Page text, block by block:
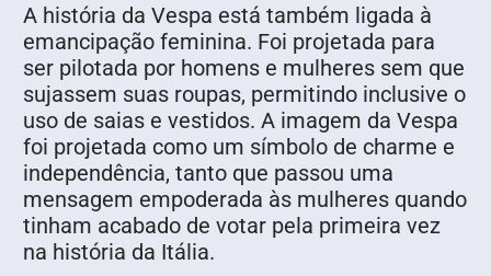
A história da Vespa está também ligada à
emancipação feminina. Foi projetada para
ser pilotada por homens e mulheres sem que
sujassem suas roupas, permitindo inclusive o
uso de saias e vestidos. A imagem da Vespa
foi projetada como um símbolo de charme e
independência, tanto que passou uma
mensagem empoderada às mulheres quando
tinham acabado de votar pela primeira vez
na história da Itália.